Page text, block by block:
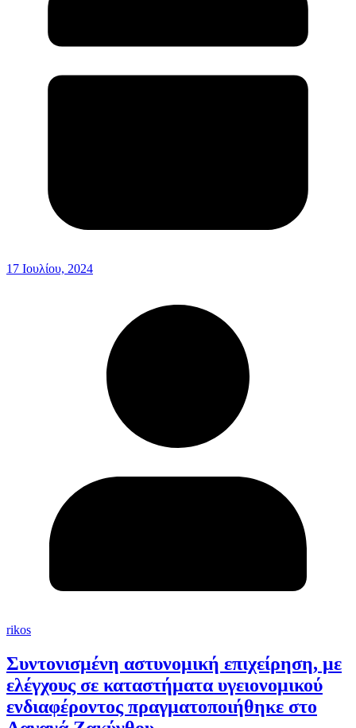
17 Ιουλίου, 2024
rikos
Συντονισμένη αστυνομική επιχείρηση, με
ελέγχους σε καταστήματα υγειονομικού
ενδιαφέροντος πραγματοποιήθηκε στο